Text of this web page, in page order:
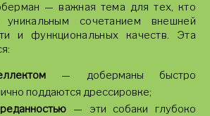
— важная тема для тех, кто
сочетанием внешней
и функциональных качеств. Эта
— доберманы быстро
поддаются дрессировке;
— эти собаки глубоко